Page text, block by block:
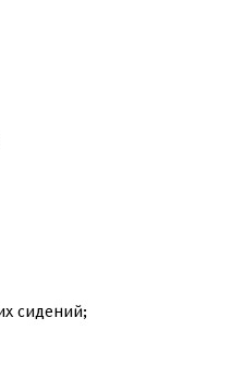
сидений;